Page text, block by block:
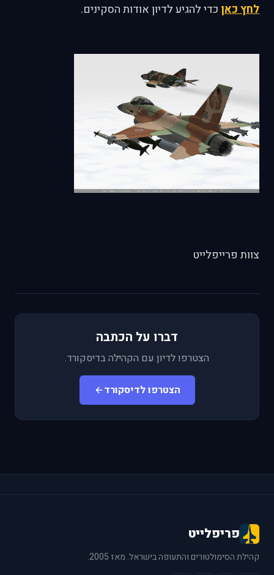
לחץ כאן כדי להגיע לדיון אודות הסקינים.
צוות פרייפלייט
דברו על הכתבה
הצטרפו לדיון עם הקהילה בדיסקורד.
הצטרפו לדיסקורד
פריפלייט
קהילת הסימולטורים והתעופה בישראל. מאז 2005.